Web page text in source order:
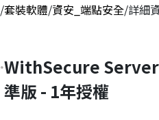
/套裝軟體/資安_端點安全/詳細
WithSecure
準版 - 1年授權